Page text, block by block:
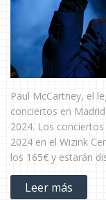
Paul McCartney, el
conciertos en
2024. Los
2024 en el Wizink
los 165€ y estarán
junio de 2024. Los
preventa exclusiva
Leer más